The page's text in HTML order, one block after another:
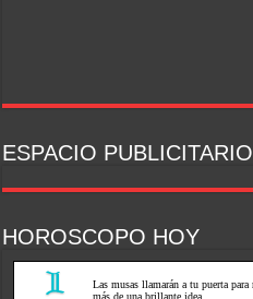
ESPACIO PUBLICITARIO
HOROSCOPO HOY